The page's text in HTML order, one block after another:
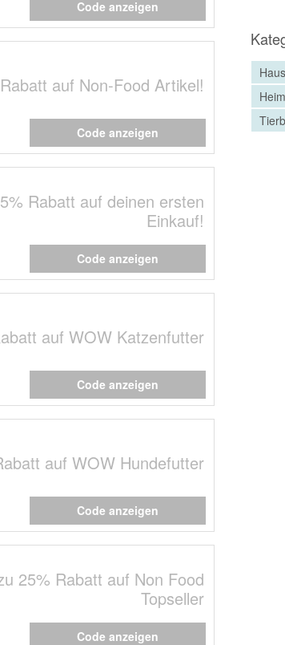
Code anzeigen
auf Non-Food Artikel!
Code anzeigen
Rabatt auf deinen ersten
Einkauf!
Code anzeigen
auf WOW Katzenfutter
Code anzeigen
auf WOW Hundefutter
Code anzeigen
25% Rabatt auf Non Food
Topseller
Code anzeigen